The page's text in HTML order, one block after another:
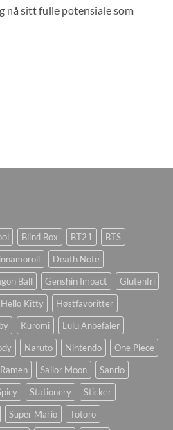
nå sitt fulle potensiale som
Blind Box BT21
BTS
Death Note
Ball Genshin Impact
Glutenfri
Hello Kitty
Høstfavoritter
Kuromi
Lulu Anbefaler
Naruto Nintendo
One Piece
Ramen Sailor Moon
Sanrio
Stationery
Sticker
Super Mario
Totoro